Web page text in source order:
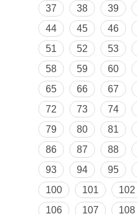
37
38 39
44
45 46
51
52 53
58
59 60
65
66 67
72
73 74
79
80 81
86
87 88
93
94 95
100
101 102
106
107 108